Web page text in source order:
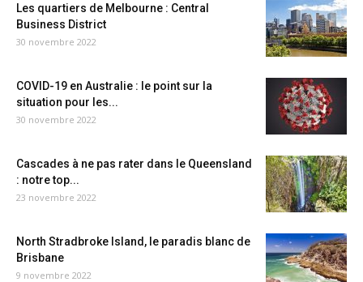
Les quartiers de Melbourne : Central
Business District
30 novembre 2022
COVID-19 en Australie : le point sur la
situation pour les...
30 novembre 2022
Cascades à ne pas rater dans le Queensland
: notre top...
23 novembre 2022
North Stradbroke Island, le paradis blanc de
Brisbane
9 novembre 2022